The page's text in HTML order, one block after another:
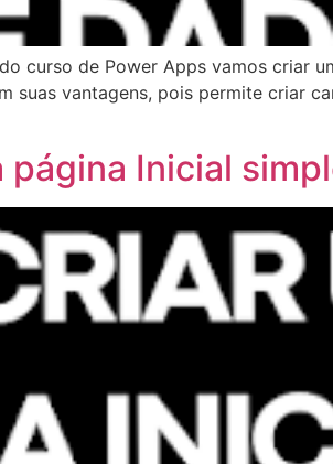
curso de Power Apps vamos criar
suas vantagens, pois permite criar
página Inicial